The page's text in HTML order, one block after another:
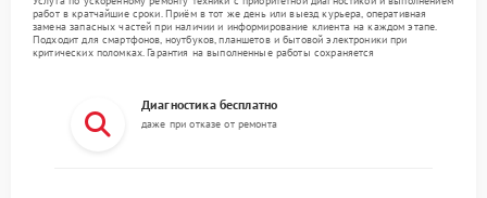
работ в кратчайшие сроки. Приём в тот же день или выезд курьера, оперативная
замена запасных частей при наличии и информирование клиента на каждом этапе.
Подходит для смартфонов, ноутбуков, планшетов и бытовой электроники при
критических поломках. Гарантия на выполненные работы сохраняется
Диагностика бесплатно
даже при отказе от ремонта